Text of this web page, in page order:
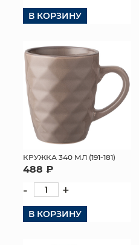
В КОРЗИНУ
КРУЖКА 340 МЛ (191-181)
488 ₽
- +
В КОРЗИНУ